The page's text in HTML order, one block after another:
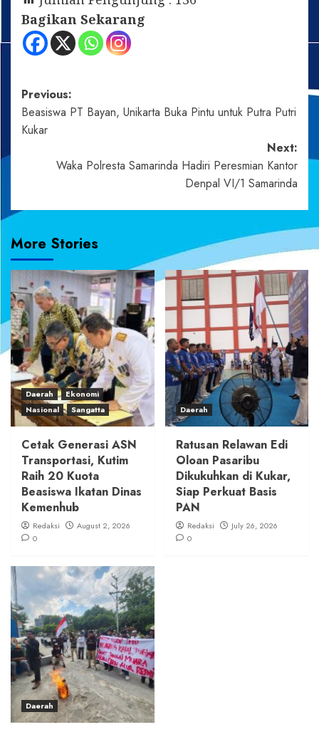
Bagikan Sekarang
Post
navigation
Previous:
Beasiswa PT Bayan, Unikarta Buka Pintu untuk Putra Putri
Kukar
Next:
Waka Polresta Samarinda Hadiri Peresmian Kantor
Denpal VI/1 Samarinda
More Stories
Daerah
Ekonomi
Nasional
Sangatta
Cetak Generasi ASN
Transportasi, Kutim
Raih 20 Kuota
Beasiswa Ikatan Dinas
Kemenhub
Redaksi
August 2, 2026
0
Daerah
Ratusan Relawan Edi
Oloan Pasaribu
Dikukuhkan di Kukar,
Siap Perkuat Basis
PAN
Redaksi
July 26, 2026
0
Daerah